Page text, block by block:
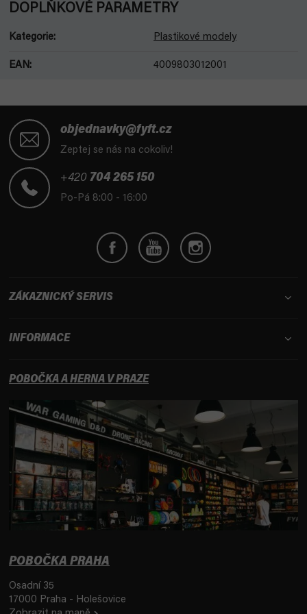
DOPLŇKOVÉ PARAMETRY
Kategorie: Plastikové modely
EAN: 4009803012001
objednavky@fyft.cz
Zeptej se nás na cokoliv!
+420 704 265 150
Po-Pá 8:00 - 16:00
ZÁKAZNICKÝ SERVIS
INFORMACE
POBOČKA A HERNA V PRAZE
POBOČKA PRAHA
Osadní 35
17000 Praha - Holešovice